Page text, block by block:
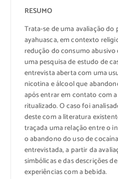
RESUMO
Trata-se de uma avaliação do
ayahuasca, em contexto
redução do consumo
uma pesquisa de estudo de
entrevista aberta com uma
nicotina e álcool que
após entrar em contato com
ritualizado. O caso foi
deste com a literatura
traçada uma relação entre o
o abandono do uso de
entrevistada, a partir da
simbólicas e das descrições
experiências com a bebida.